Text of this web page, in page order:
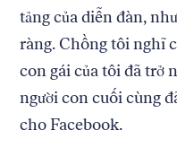
tảng của diễn đàn,
ràng. Chồng tôi nghĩ
con gái của tôi đã trở
người con cuối cùng
cho Facebook.